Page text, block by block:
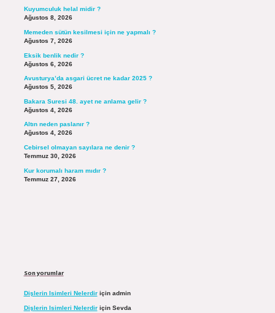
Kuyumculuk helal midir ?
Ağustos 8, 2026
Memeden sütün kesilmesi için ne yapmalı ?
Ağustos 7, 2026
Eksik benlik nedir ?
Ağustos 6, 2026
Avusturya’da asgari ücret ne kadar 2025 ?
Ağustos 5, 2026
Bakara Suresi 48. ayet ne anlama gelir ?
Ağustos 4, 2026
Altın neden paslanır ?
Ağustos 4, 2026
Cebirsel olmayan sayılara ne denir ?
Temmuz 30, 2026
Kur korumalı haram mıdır ?
Temmuz 27, 2026
Son yorumlar
Dişlerin Isimleri Nelerdiriçin admin
Dişlerin Isimleri Nelerdiriçin Sevda